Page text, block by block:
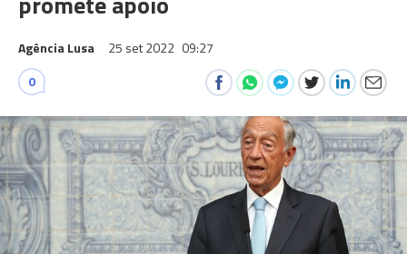
Agência Lusa 25 set 2022 09:27
0